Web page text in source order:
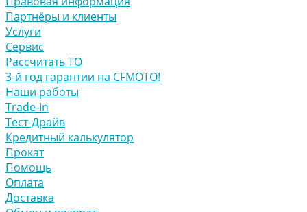
Партнёры и клиенты
Услуги
Сервис
Рассчитать ТО
3-й год гарантии на CFMOTO!
Наши работы
Trade-In
Тест-Драйв
Кредитный калькулятор
Прокат
Помощь
Оплата
Доставка